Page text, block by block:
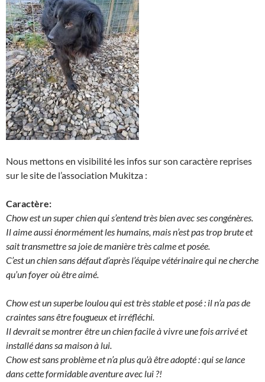
Nous mettons en visibilité les infos sur son caractère reprises
sur le site de l’association Mukitza :
Caractère:
Chow est un super chien qui s’entend très bien avec ses congénères.
Il aime aussi énormément les humains, mais n’est pas trop brute et
sait transmettre sa joie de manière très calme et posée.
C’est un chien sans défaut d’après l’équipe vétérinaire qui ne cherche
qu’un foyer où être aimé.
Chow est un superbe loulou qui est très stable et posé : il n’a pas de
craintes sans être fougueux et irréfléchi.
Il devrait se montrer être un chien facile à vivre une fois arrivé et
installé dans sa maison à lui.
Chow est sans problème et n’a plus qu’à être adopté : qui se lance
dans cette formidable aventure avec lui ?!